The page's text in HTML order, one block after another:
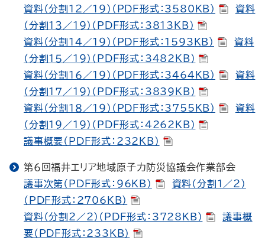
資料（分割１２／１９）（PDF形式：3580KB）
資料
（分割１３／１９）（PDF形式：3813KB）
資料（分割１４／１９）（PDF形式：1593KB）
資料
（分割１５／１９）（PDF形式：3482KB）
資料（分割１６／１９）（PDF形式：3464KB）
資料
（分割１７／１９）（PDF形式：3839KB）
資料（分割１８／１９）（PDF形式：3755KB）
資料
（分割１９／１９）（PDF形式：4262KB）
議事概要（PDF形式：232KB）
第６回福井エリア地域原子力防災協議会作業部会
議事次第（PDF形式：96KB）
資料（分割１／２）
（PDF形式：2706KB）
資料（分割２／２）（PDF形式：3728KB）
議事概
要（PDF形式：233KB）